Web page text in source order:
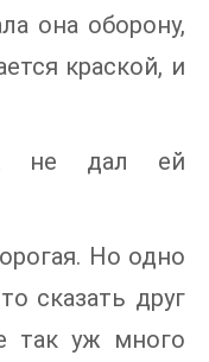
она оборону,
краской, и
не дал ей
Но одно
сказать друг
так уж много